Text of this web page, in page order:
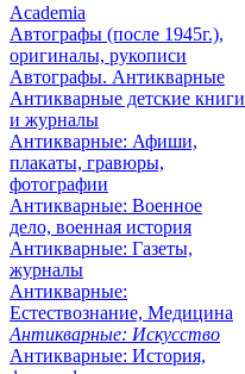
Academia
Автографы (после 1945г.),
оригиналы, рукописи
Автографы. Антикварные
Антикварные детские книги
и журналы
Антикварные: Афиши,
плакаты, гравюры,
фотографии
Антикварные: Военное
дело, военная история
Антикварные: Газеты,
журналы
Антикварные:
Естествознание, Медицина
Антикварные: Искусство
Антикварные: История,